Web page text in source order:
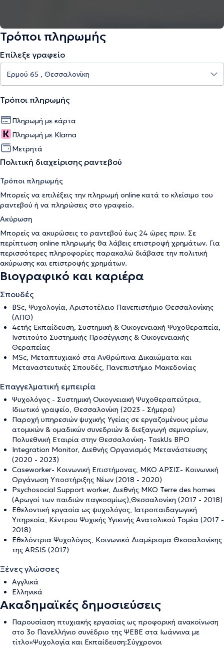
Τρόποι πληρωμής
Επίλεξε γραφείο
Τρόποι πληρωμής
Πληρωμή με κάρτα
Πληρωμή με Klarna
Μετρητά
Πολιτική διαχείρισης ραντεβού
Τρόποι πληρωμής
Μπορείς να επιλέξεις την πληρωμή online κατά το κλείσιμο του
ραντεβού ή να πληρώσεις στο γραφείο.
Ακύρωση
Μπορείς να ακυρώσεις το ραντεβού έως 24 ώρες πριν. Σε
περίπτωση online πληρωμής θα λάβεις επιστροφή χρημάτων. Για
περισσότερες πληροφορίες παρακαλώ διάβασε την πολιτική
ακύρωσης και επιστροφής χρημάτων.
Βιογραφικό και καριέρα
Σπουδές
BSc, Ψυχολογία, Αριστοτέλειο Πανεπιστήμιο Θεσσαλονίκης
(ΑΠΘ)
4ετής Εκπαίδευση, Συστημική & Οικογενειακή Ψυχοθεραπεία,
Ινστιτούτο Συστημικής Προσέγγισης & Οικογενειακής
Θεραπείας
MSc, Μεταπτυχιακό στα Ανθρώπινα Δικαιώματα και
Μεταναστευτικές Σπουδές, Πανεπιστήμιο Μακεδονίας
Επαγγελματική εμπειρία
Ψυχολόγος - Συστημική Οικογνειακή Ψυχοθεραπεύτρια,
Ιδιωτικό γραφείο, Θεσσαλονίκη (2023 - Σήμερα)
Παροχή υπηρεσιών ψυχικής Υγείας σε εργαζομένους μέσω
ατομικών & ομαδικών συνεδριών & διεξαγωγή σεμιναρίων,
Πολυεθνική Εταιρία στην Θεσσαλονίκη- TaskUs BPO
Integration Monitor, Διεθνής Οργανισμός Μετανάστευσης
(2020 - 2023)
Caseworker- Κοινωνική Επιστήμονας, ΜΚΟ ΑΡΣΙΣ- Κοινωνική
Οργάνωση Υποστήριξης Νέων (2018 - 2020)
Psychosocial Support worker, Διεθνής ΜΚΟ Terre des homes
(Αρωγοί των παιδιών παγκοσμίως),Θεσσαλονίκη (2017 - 2018)
Εθελοντική εργασία ως ψυχολόγος, Ιατροπαιδαγωγική
Υπηρεσία, Κέντρου Ψυχικής Υγιεινής Ανατολικού Τομέα (2017 -
2018)
Εθελόντρια Ψυχολόγος, Κοινωνικό Διαμέρισμα Θεσσαλονίκης
της ARSIS (2017)
Ξένες γλώσσες
Αγγλικά
Ελληνικά
Ακαδημαϊκές δημοσιεύσεις
Παρουσίαση πτυχιακής εργασίας ως προφορική ανακοίνωση
στο 3ο Πανελλήνιο συνέδριο της ΨΕΒΕ στα Ιωάννινα με
τίτλο«Ψυχολογία και Εκπαίδευση:Σύγχρονοι